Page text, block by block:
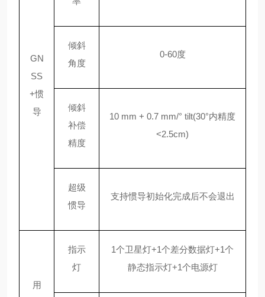
GN
SS
+惯
导
倾斜
角度
0-60度
倾斜
补偿
精度
10 mm + 0.7 mm/° tilt(30°内精度
<2.5cm)
超级
惯导
支持惯导初始化完成后不会退出
用
指示
灯
1个卫星灯+1个差分数据灯+1个
静态指示灯+1个电源灯